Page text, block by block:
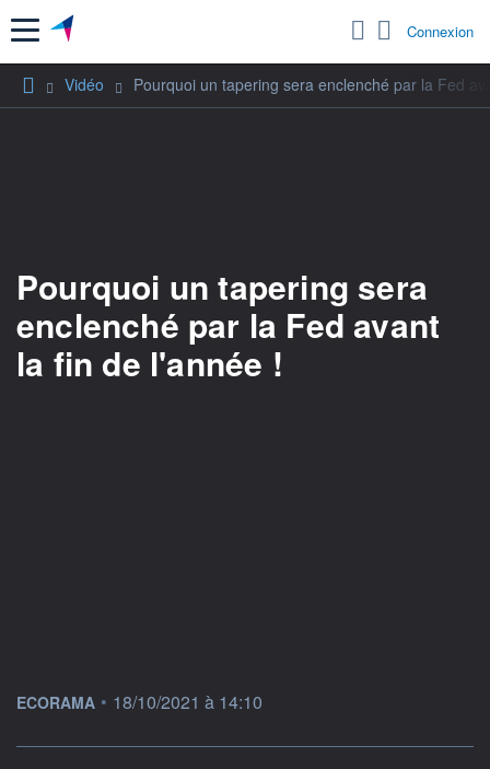
Menu Connexion
Vidéo Pourquoi un tapering sera enclenché par la Fed
Pourquoi un tapering sera
enclenché par la Fed avant
la fin de l'année !
information fournie par
ECORAMA • 18/10/2021 à 14:10